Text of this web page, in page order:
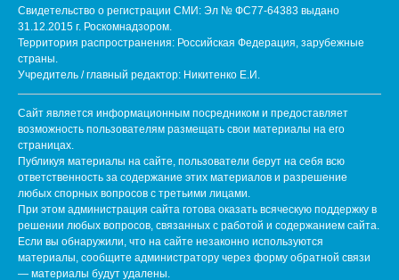
Свидетельство о регистрации СМИ: Эл № ФС77-64383 выдано
31.12.2015 г. Роскомнадзором.
Территория распространения: Российская Федерация, зарубежные
страны.
Учредитель / главный редактор: Никитенко Е.И.
Сайт является информационным посредником и предоставляет
возможность пользователям размещать свои материалы на его
страницах.
Публикуя материалы на сайте, пользователи берут на себя всю
ответственность за содержание этих материалов и разрешение
любых спорных вопросов с третьими лицами.
При этом администрация сайта готова оказать всяческую поддержку в
решении любых вопросов, связанных с работой и содержанием сайта.
Если вы обнаружили, что на сайте незаконно используются
материалы, сообщите администратору через форму обратной связи
— материалы будут удалены.